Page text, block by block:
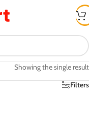
Showing the single result
Filters